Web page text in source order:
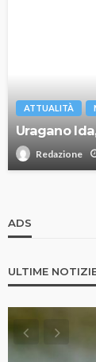
ATTUALITÀ
Uragano
Redazione
ADS
ULTIME